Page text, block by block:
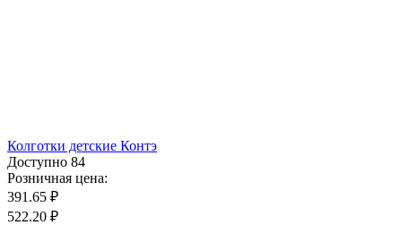
Колготки детские Контэ
Доступно 84
Розничная цена:
391.65 ₽
522.20 ₽